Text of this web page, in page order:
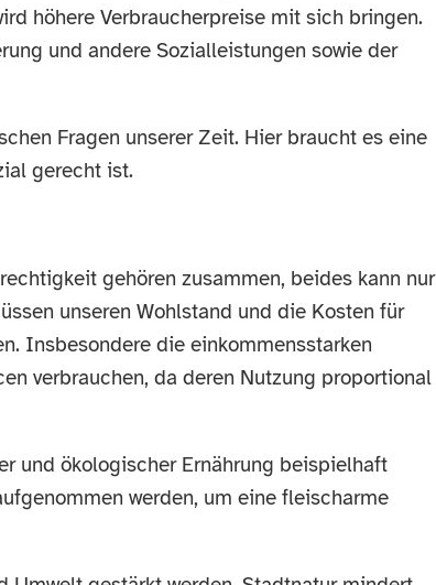
höhere Verbraucherpreise mit sich bringen.
und andere Sozialleistungen sowie der
Fragen unserer Zeit. Hier braucht es eine
gerecht ist.
gehören zusammen, beides kann nur
unseren Wohlstand und die Kosten für
Insbesondere die einkommensstarken
verbrauchen, da deren Nutzung proportional
und ökologischer Ernährung beispielhaft
werden, um eine fleischarme